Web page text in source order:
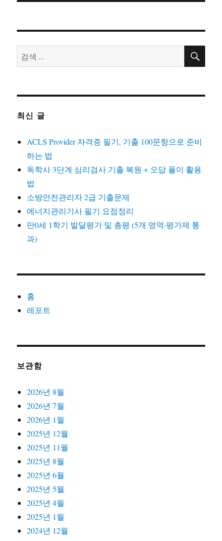
검
색:
검
최신 글
ACLS Provider 자격증 필기, 기출 100문항으로 준비
하는 법
독학사 3단계 심리검사 기출 복원 + 오답 풀이 활용
법
소방안전관리자 2급 기출문제
에너지관리기사 필기 요점정리
만0세 1학기 발달평가 및 총평 (5개 영역·평가제 통
과)
홈
레포트
보관함
2026년 8월
2026년 7월
2026년 1월
2025년 12월
2025년 11월
2025년 8월
2025년 6월
2025년 5월
2025년 4월
2025년 1월
2024년 12월